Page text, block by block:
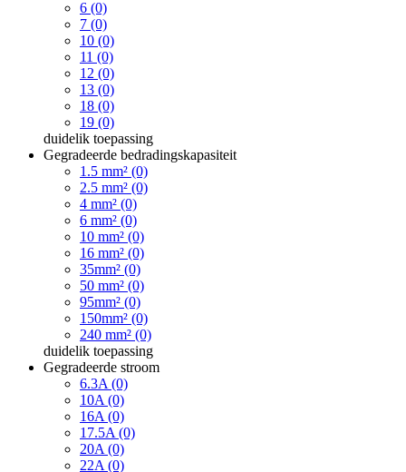
6 (0)
7 (0)
10 (0)
11 (0)
12 (0)
13 (0)
18 (0)
19 (0)
duidelik toepassing
Gegradeerde bedradingskapasiteit
1.5 mm² (0)
2.5 mm² (0)
4 mm² (0)
6 mm² (0)
10 mm² (0)
16 mm² (0)
35mm² (0)
50 mm² (0)
95mm² (0)
150mm² (0)
240 mm² (0)
duidelik toepassing
Gegradeerde stroom
6.3A (0)
10A (0)
16A (0)
17.5A (0)
20A (0)
22A (0)